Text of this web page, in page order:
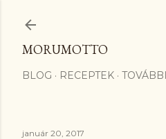
MORUMOTTO
BLOG RECEPTEK
január 20, 2017